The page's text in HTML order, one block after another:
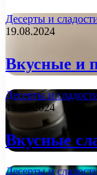
Десерты и
19.08.2024
Вкусные и
Десерты и
19.08.2024
Вкусные
Десерты и